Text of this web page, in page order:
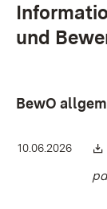
und
BewO
10.06.2026